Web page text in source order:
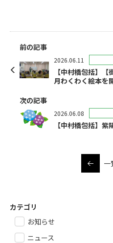
前の記事
2026.06.11
【中村橋包括】
月わくわく絵本を
次の記事
2026.06.08
【中村橋包括】
一
カテゴリ
お知らせ
ニュース